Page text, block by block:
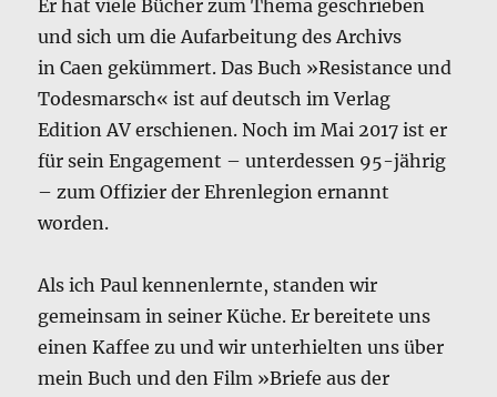
Er hat viele Bücher zum Thema geschrieben
und sich um die Aufarbeitung des Archivs
in Caen gekümmert. Das Buch »Resistance und
Todesmarsch« ist auf deutsch im Verlag
Edition AV erschienen. Noch im Mai 2017 ist er
für sein Engagement – unterdessen 95-jährig
– zum Offizier der Ehrenlegion ernannt
worden.
Als ich Paul kennenlernte, standen wir
gemeinsam in seiner Küche. Er bereitete uns
einen Kaffee zu und wir unterhielten uns über
mein Buch und den Film »Briefe aus der